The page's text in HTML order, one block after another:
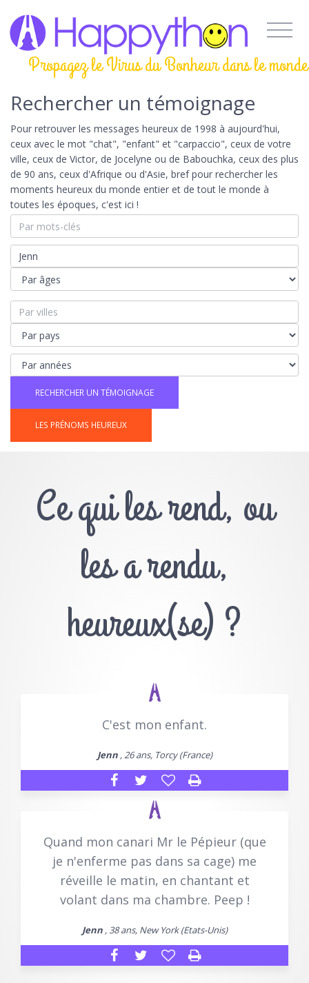
Propagez le Virus du Bonheur dans le monde
Rechercher un témoignage
Pour retrouver les messages heureux de 1998 à aujourd'hui,
ceux avec le mot "chat", "enfant" et "carpaccio", ceux de votre
ville, ceux de Victor, de Jocelyne ou de Babouchka, ceux des plus
de 90 ans, ceux d'Afrique ou d'Asie, bref pour rechercher les
moments heureux du monde entier et de tout le monde à
toutes les époques, c'est ici !
LES PRÉNOMS HEUREUX
Ce qui les rend, ou
les a rendu,
heureux(se) ?
C'est mon enfant.
Jenn, 26 ans, Torcy (France)
Quand mon canari Mr le Pépieur (que
je n'enferme pas dans sa cage) me
réveille le matin, en chantant et
volant dans ma chambre. Peep !
Jenn, 38 ans, New York (Etats-Unis)